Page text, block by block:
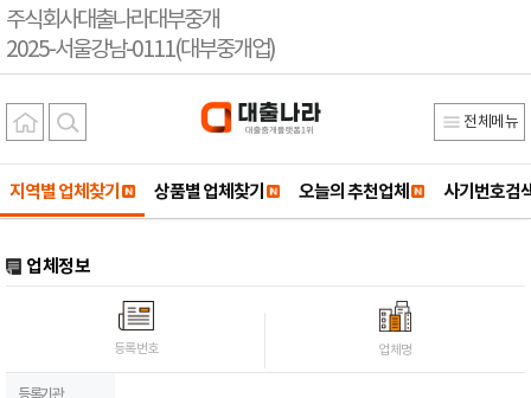
주식회사대출나라대부중개
2025-서울강남-0111(대부중개업)
전체메뉴
지역별 업체찾기 상품별 업체찾기 오늘의 추천업체 사기번호검
업체정보
등록번호 업체명
등록기관